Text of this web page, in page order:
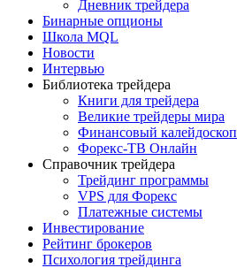
Дневник трейдера
Бинарные опционы
Школа MQL
Новости
Интервью
Библиотека трейдера
Книги для трейдера
Великие трейдеры мира
Финансовый калейдоскоп
Форекс-ТВ Онлайн
Справочник трейдера
Трейдинг программы
VPS для Форекс
Платежные системы
Инвестирование
Рейтинг брокеров
Психология трейдинга